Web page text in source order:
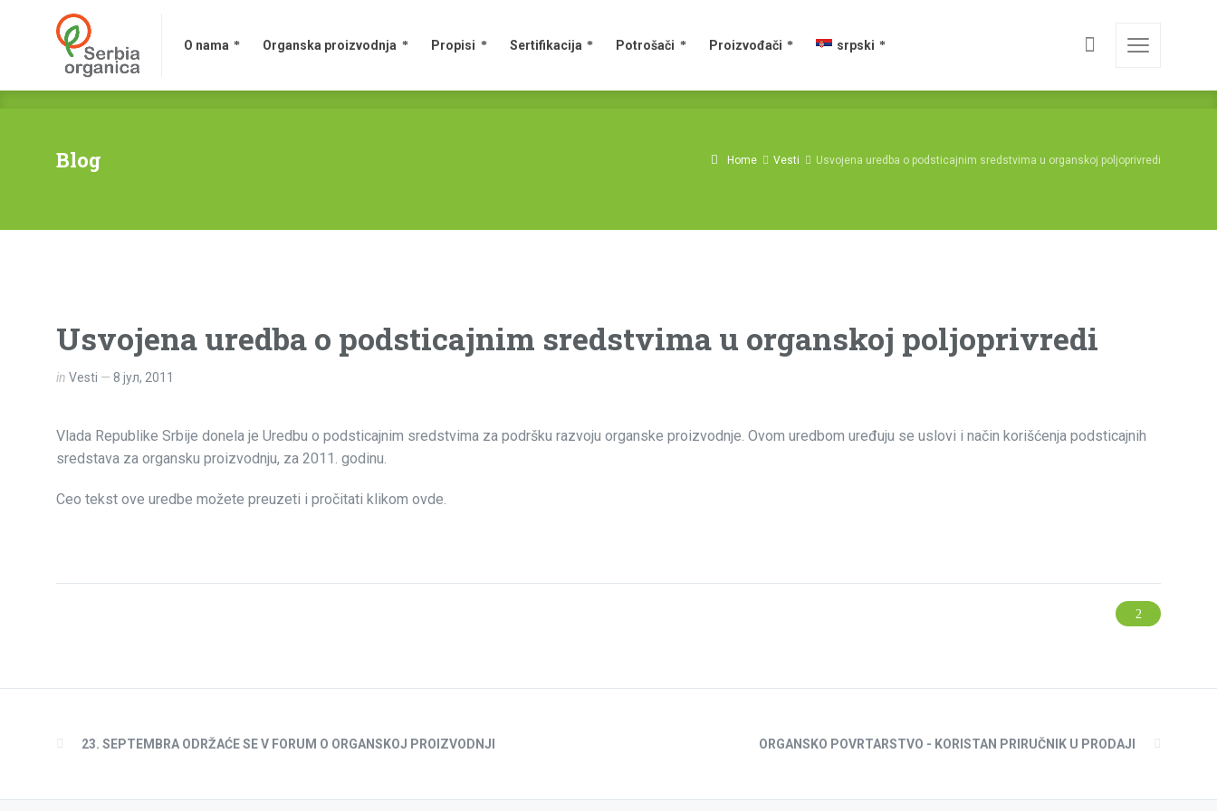
O nama Organska proizvodnja Propisi Sertifikacija Potrošači Proizvođači srpski
Blog Home Vesti Usvojena uredba o podsticajnim sredstvima u organskoj poljoprivredi
Usvojena uredba o podsticajnim sredstvima u organskoj poljoprivredi
in Vesti 8 јул, 2011
Vlada Republike Srbije donela je Uredbu o podsticajnim sredstvima za podršku razvoju organske proizvodnje. Ovom uredbom uređuju se uslovi i način korišćenja podsticajnih
sredstava za organsku proizvodnju, za 2011. godinu.
Ceo tekst ove uredbe možete preuzeti i pročitati klikom ovde.
23. SEPTEMBRA ODRŽAĆE SE V FORUM O ORGANSKOJ PROIZVODNJI ORGANSKO POVRTARSTVO - KORISTAN PRIRUČNIK U PRODAJI